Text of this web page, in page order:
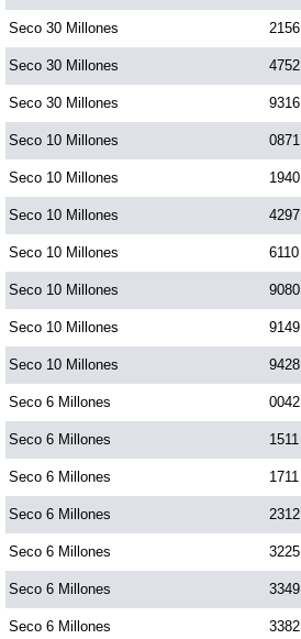
Motilon Tarde
Motilon Noche
Paisita Día
Paisita Noche
Paisita 3
Pick 3 Día
Pick 3 Noche
Pick 4 Día
Pick 4 Noche
Seco 30 Millones 2156
Seco 30 Millones 4752
Seco 30 Millones 9316
Seco 10 Millones 0871
Seco 10 Millones 1940
Seco 10 Millones 4297
Seco 10 Millones 6110
Seco 10 Millones 9080
Seco 10 Millones 9149
Seco 10 Millones 9428
Seco 6 Millones 0042
Seco 6 Millones 1511
Seco 6 Millones 1711
Seco 6 Millones 2312
Seco 6 Millones 3225
Seco 6 Millones 3349
Seco 6 Millones 3382